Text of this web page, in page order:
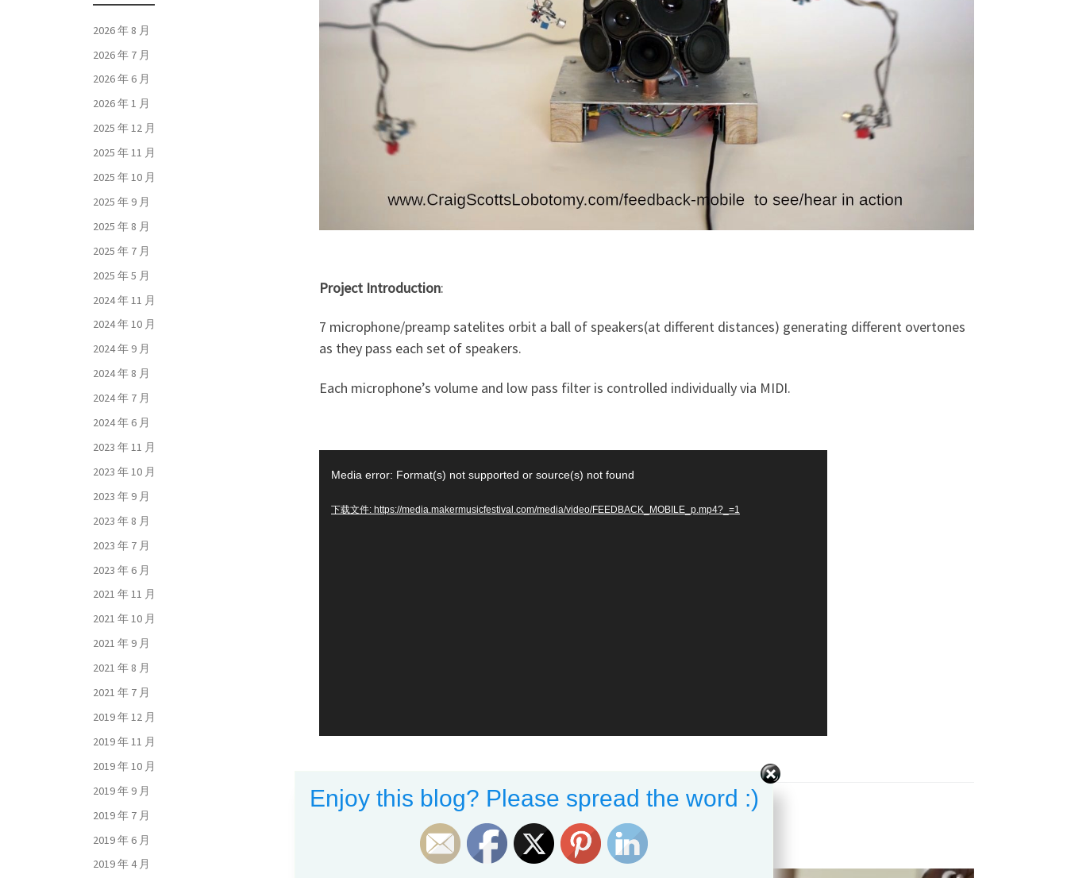
Project Introduction:
7 microphone/preamp satelites orbit a ball of speakers(at different distances) generating different overtones
as they pass each set of speakers.
Each microphone’s volume and low pass filter is controlled individually via MIDI.
频
播
Media error: Format(s) not supported or source(s) not found
下载文件: https://media.makermusicfestival.com/media/video/FEEDBACK_MOBILE_p.mp4?_=1
: RoboUke Prototype Improvisations
2026 年 8 月
2026 年 7 月
2026 年 6 月
2026 年 1 月
2025 年 12 月
2025 年 11 月
2025 年 10 月
2025 年 9 月
2025 年 8 月
2025 年 7 月
2025 年 5 月
2024 年 11 月
2024 年 10 月
2024 年 9 月
2024 年 8 月
2024 年 7 月
2024 年 6 月
2023 年 11 月
2023 年 10 月
2023 年 9 月
2023 年 8 月
2023 年 7 月
2023 年 6 月
2021 年 11 月
2021 年 10 月
2021 年 9 月
2021 年 8 月
2021 年 7 月
2019 年 12 月
2019 年 11 月
2019 年 10 月
2019 年 9 月
2019 年 7 月
2019 年 6 月
2019 年 4 月
Enjoy this blog? Please spread the word :)